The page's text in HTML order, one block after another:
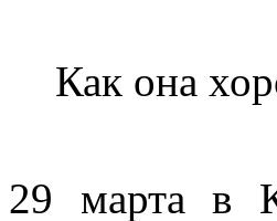
Как она
29 марта в